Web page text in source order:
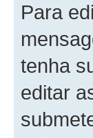
Para
tenha
editar